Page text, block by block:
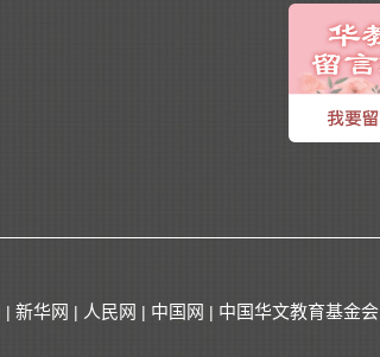
| 新华网 | 人民网 | 中国网 | 中国华文教育基金会